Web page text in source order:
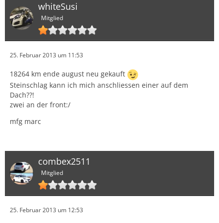
whiteSusi
Mitglied
25. Februar 2013 um 11:53
18264 km ende august neu gekauft
Steinschlag kann ich mich anschliessen einer auf dem
Dach??!
zwei an der front:/
mfg marc
combex2511
Mitglied
25. Februar 2013 um 12:53